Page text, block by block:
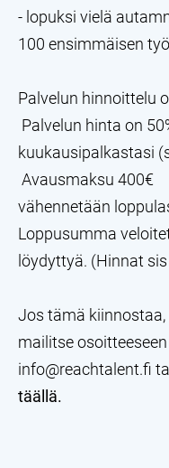
- lopuksi vielä
100 ensimmäisen
Palvelun hinnoittelu
Palvelun hinta on
kuukausipalkastasi
Avausmaksu 400€
vähennetään
Loppusumma
löydyttyä. (Hinnat sis
Jos tämä
mailitse osoitteeseen
info@reachtalent.fi
täällä.